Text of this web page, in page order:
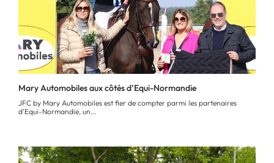
Mary Automobiles aux côtés d’Equi-Normandie
JFC by Mary Automobiles est fier de compter parmi les partenaires
d’Equi-Normandie, un...